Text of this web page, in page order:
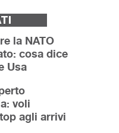
la NATO
cosa dice
Usa
voli
agli arrivi